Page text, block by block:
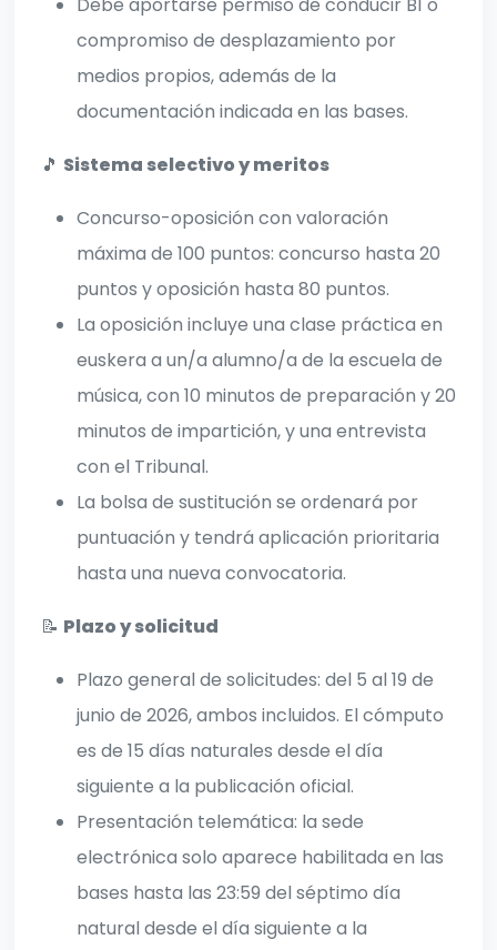
Debe aportarse permiso de conducir B1 o
compromiso de desplazamiento por
medios propios, además de la
documentación indicada en las bases.
🎵 Sistema selectivo y meritos
Concurso-oposición con valoración
máxima de 100 puntos: concurso hasta 20
puntos y oposición hasta 80 puntos.
La oposición incluye una clase práctica en
euskera a un/a alumno/a de la escuela de
música, con 10 minutos de preparación y 20
minutos de impartición, y una entrevista
con el Tribunal.
La bolsa de sustitución se ordenará por
puntuación y tendrá aplicación prioritaria
hasta una nueva convocatoria.
📝 Plazo y solicitud
Plazo general de solicitudes: del 5 al 19 de
junio de 2026, ambos incluidos. El cómputo
es de 15 días naturales desde el día
siguiente a la publicación oficial.
Presentación telemática: la sede
electrónica solo aparece habilitada en las
bases hasta las 23:59 del séptimo día
natural desde el día siguiente a la